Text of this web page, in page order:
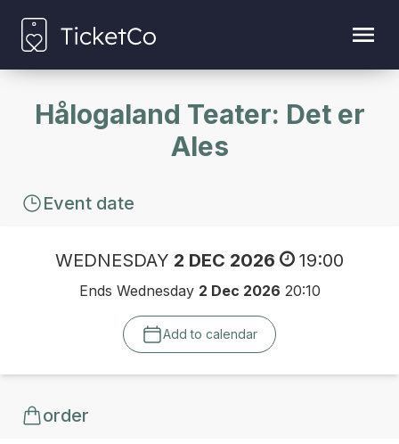
Hålogaland Teater: Det er
Ales
Event date
WEDNESDAY 2 DEC 2026 19:00
Ends Wednesday 2 Dec 2026 20:10
Add to calendar
order